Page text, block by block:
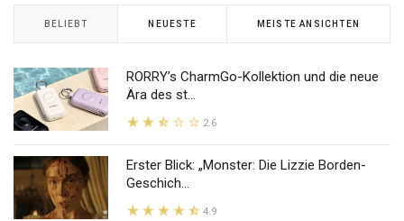
BELIEBT NEUESTE MEISTE ANSICHTEN
RORRY’s CharmGo-Kollektion und die neue
Ära des st...
2.6
Erster Blick: „Monster: Die Lizzie Borden-
Geschich...
4.9